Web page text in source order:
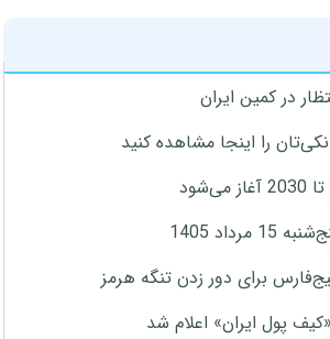
در کمین ایران
را اینجا مشاهده کنید
1405
برای دور زدن تنگه هرمز
پول ایران» اعلام شد